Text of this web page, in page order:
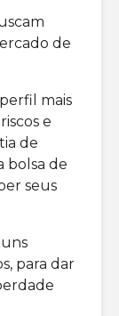
de
mais
e
de
bolsa de
seus
para dar